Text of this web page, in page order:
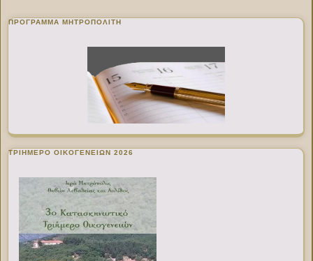
ΠΡΌΓΡΑΜΜΑ ΜΗΤΡΟΠΟΛΊΤΗ
ΤΡΙΗΜΕΡΟ ΟΙΚΟΓΕΝΕΙΩΝ 2026